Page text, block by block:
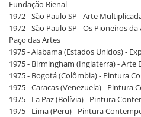
Fundação Bienal
1972 - São Paulo SP - Arte
1972 - São Paulo SP - Os Pioneiros
Paço das Artes
1975 - Alabama (Estados Unidos) -
1975 - Birmingham (Inglaterra) - Arte
1975 - Bogotá (Colômbia) - Pintura
1975 - Caracas (Venezuela) - Pintura
1975 - La Paz (Bolívia) - Pintura
1975 - Lima (Peru) - Pintura